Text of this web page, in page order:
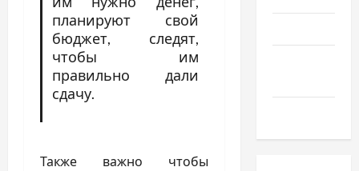
планируют свой
бюджет, следят,
чтобы им
правильно дали
сдачу.
Также важно чтобы